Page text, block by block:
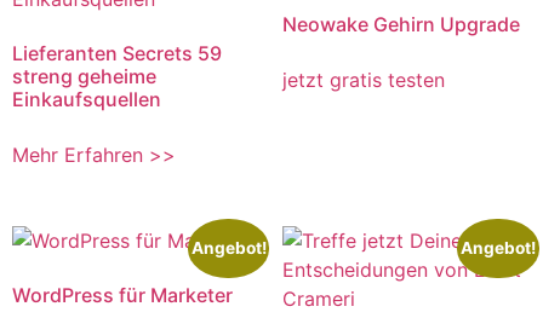
Lieferanten Secrets 59
streng geheime
Einkaufsquellen
Mehr Erfahren >>
Neowake Gehirn Upgrade
jetzt gratis testen
Angebot!
WordPress für Marketer
Angebot!